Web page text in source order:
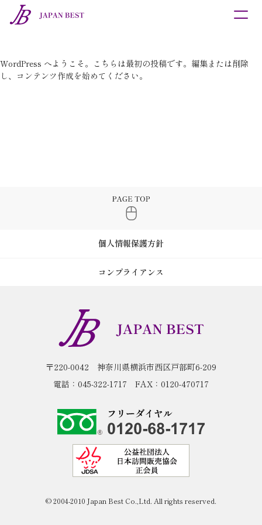
採用情報
WordPress へようこそ。こちらは最初の投稿です。編集または削除
し、コンテンツ作成を始めてください。
個人情報保護方針
コンプライアンス
〒220-0042
神奈川県横浜市西区戸部町6-209
電話： 045-322-1717 FAX：0120-470717
© 2004-2010 Japan Best Co.,Ltd. All rights reserved.